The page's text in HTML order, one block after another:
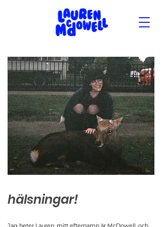
hälsningar!
Jag heter Lauren, mitt efternamn är McDowell, och